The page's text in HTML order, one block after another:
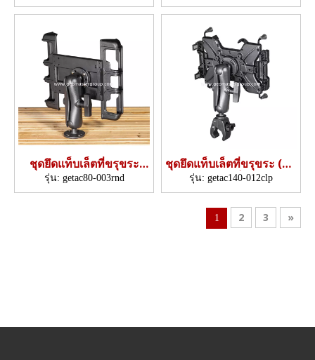
ชุดยึดแท็บเล็ตที่ขรุขระ
(ฐานกลม)
รุ่น: getac80-003rnd
ชุดยึดแท็บเล็ตที่ขรุขระ (แค
ลมป์เร็ว)
รุ่น: getac140-012clp
1 2 3 »